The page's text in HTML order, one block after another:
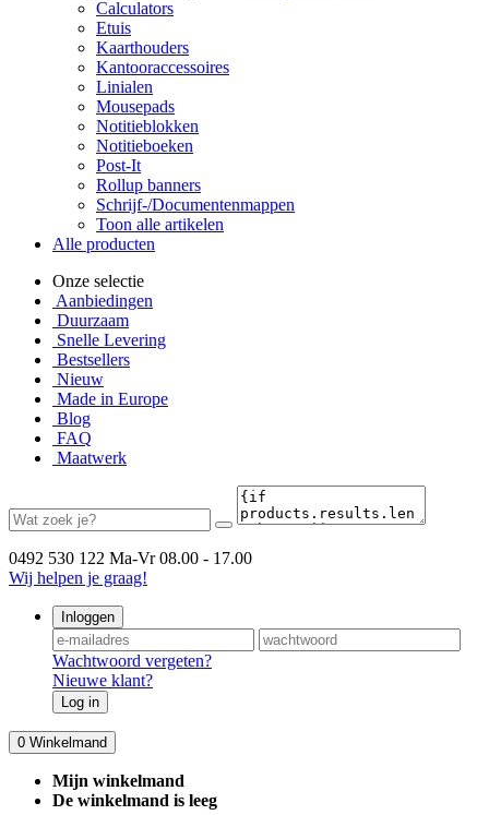
Calculators
Etuis
Kaarthouders
Kantooraccessoires
Linialen
Mousepads
Notitieblokken
Notitieboeken
Post-It
Rollup banners
Schrijf-/Documentenmappen
Toon alle artikelen
Alle producten
Onze selectie
Aanbiedingen
Duurzaam
Snelle Levering
Bestsellers
Nieuw
Made in Europe
Blog
FAQ
Maatwerk
0492 530 122 Ma-Vr 08.00 - 17.00
Wij helpen je graag!
Inloggen
Wachtwoord vergeten?
Nieuwe klant?
Log in
0 Winkelmand
Mijn winkelmand
De winkelmand is leeg